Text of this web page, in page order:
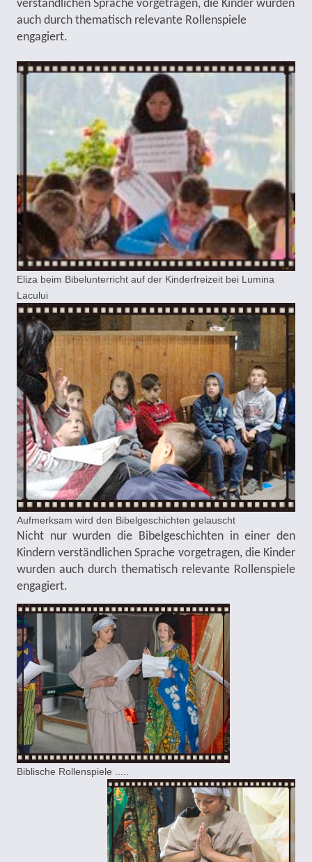
verständlichen Sprache vorgetragen, die Kinder wurden
auch durch thematisch relevante Rollenspiele
engagiert.
Eliza beim Bibelunterricht auf der Kinderfreizeit bei Lumina
Lacului
Aufmerksam wird den Bibelgeschichten gelauscht
Nicht nur wurden die Bibelgeschichten in einer den
Kindern verständlichen Sprache vorgetragen, die Kinder
wurden auch durch thematisch relevante Rollenspiele
engagiert.
Biblische Rollenspiele .....